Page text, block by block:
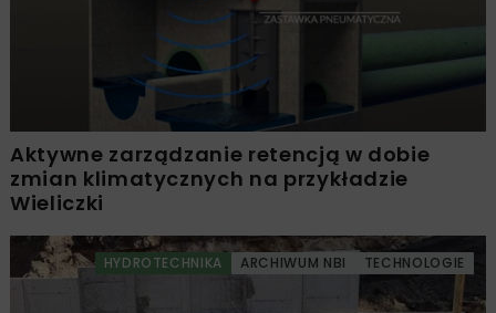
Aktywne zarządzanie retencją w dobie
zmian klimatycznych na przykładzie
Wieliczki
HYDROTECHNIKA ARCHIWUM NBI TECHNOLOGIE